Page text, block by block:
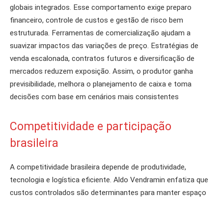
globais integrados. Esse comportamento exige preparo
financeiro, controle de custos e gestão de risco bem
estruturada. Ferramentas de comercialização ajudam a
suavizar impactos das variações de preço. Estratégias de
venda escalonada, contratos futuros e diversificação de
mercados reduzem exposição. Assim, o produtor ganha
previsibilidade, melhora o planejamento de caixa e toma
decisões com base em cenários mais consistentes
Competitividade e participação
brasileira
A competitividade brasileira depende de produtividade,
tecnologia e logística eficiente. Aldo Vendramin enfatiza que
custos controlados são determinantes para manter espaço